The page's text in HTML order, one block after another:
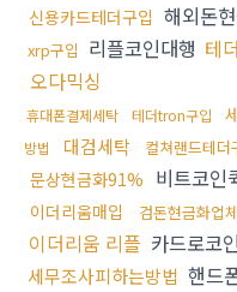
신용카드테더구입 해외돈
xrp구입 리플코인대행 테
오다믹싱
휴대폰결제세탁 테더tron구입
방법
대검세탁 컬쳐랜드테더
문상현금화91% 비트코인
이더리움매입 검돈현금화업체
이더리움 리플 카드로코
세무조사피하는방법 핸드